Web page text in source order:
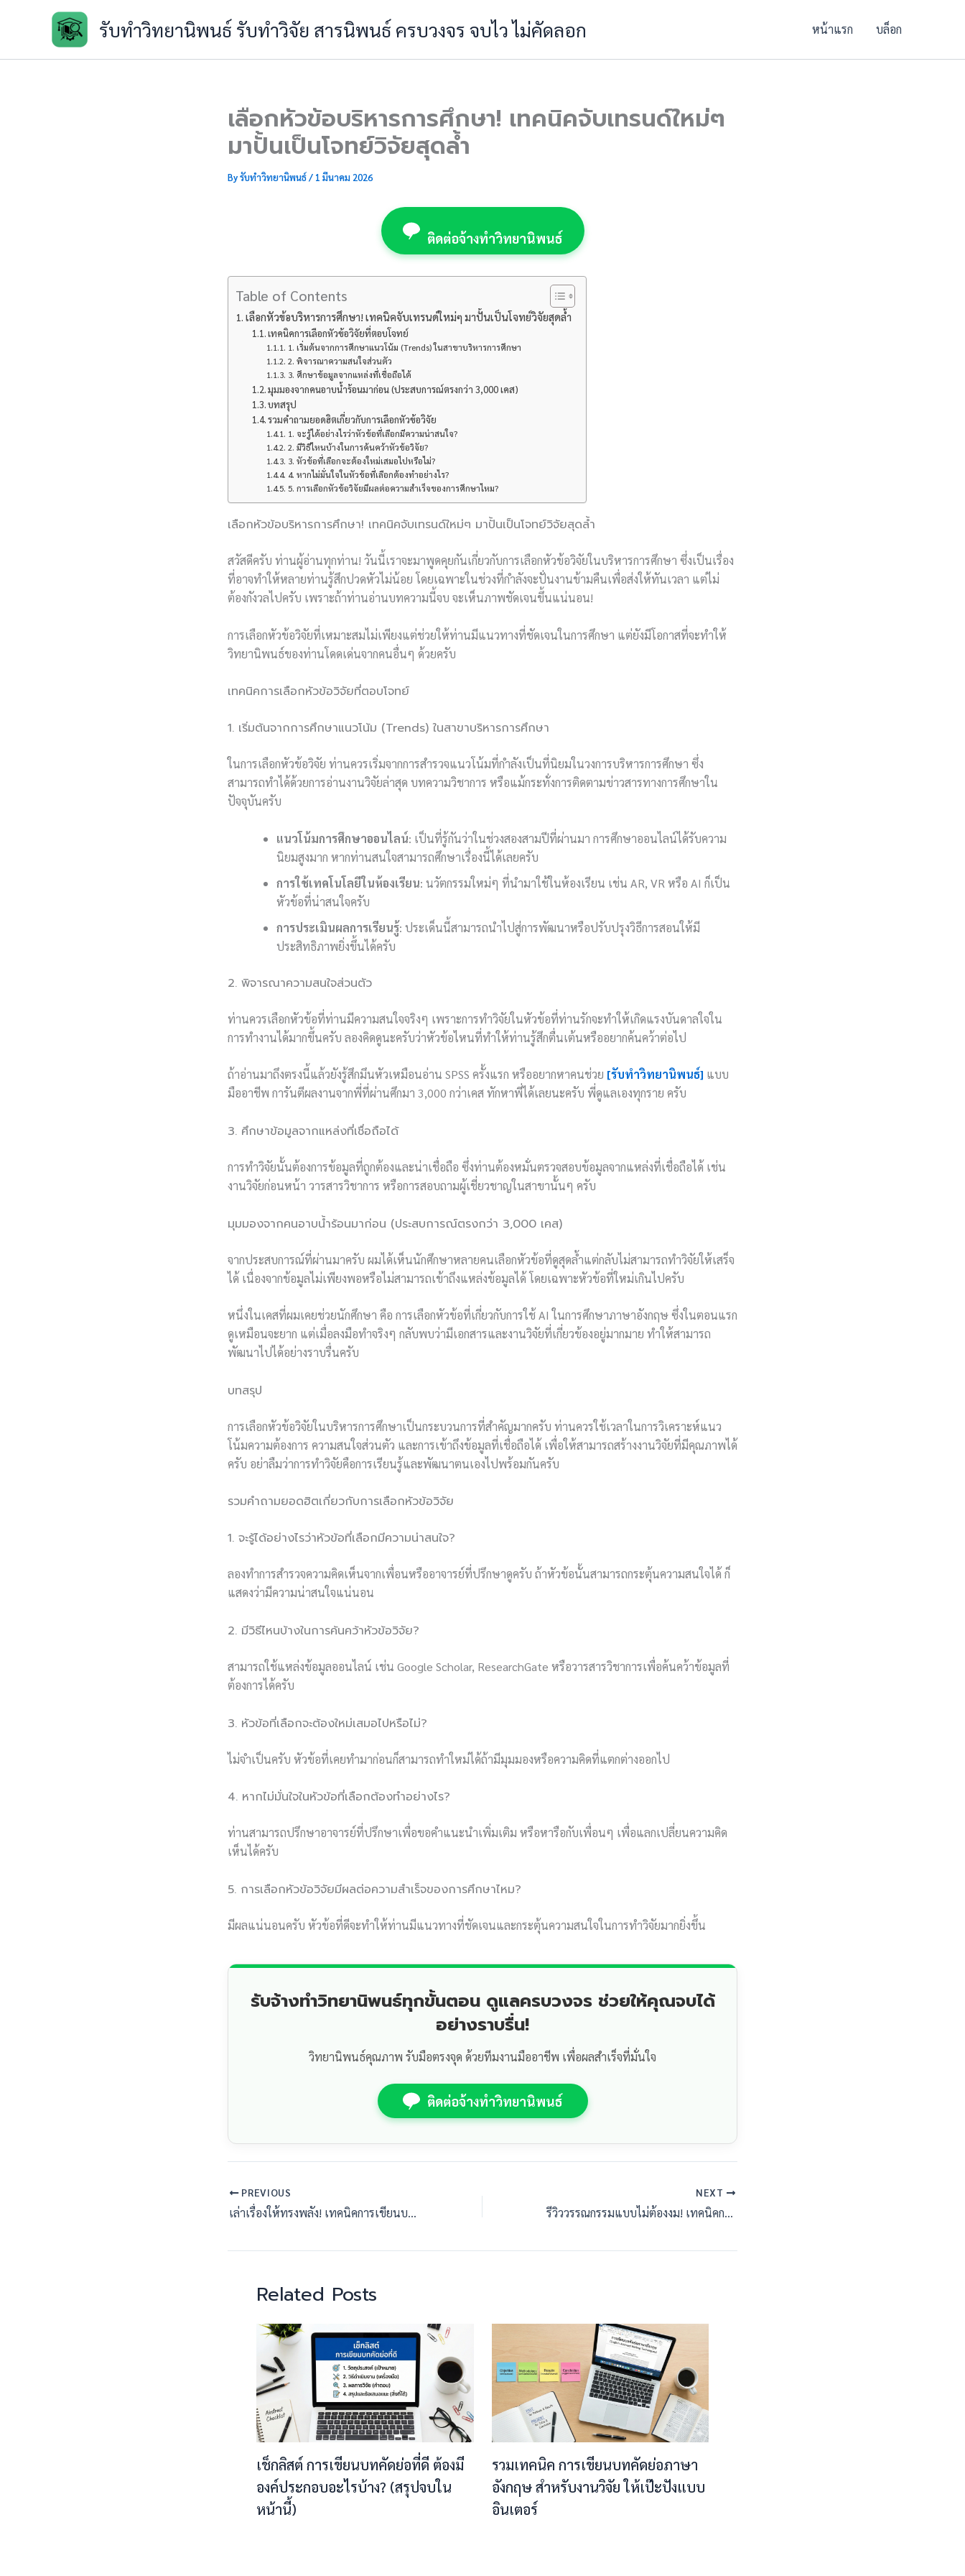
รับทำวิทยานิพนธ์ รับทำวิจัย สารนิพนธ์ ครบวงจร จบไว ไม่คัดลอก หน้าแรก บล็อก
เลือกหัวข้อบริหารการศึกษา! เทคนิคจับเทรนด์ใหม่ๆ
มาปั้นเป็นโจทย์วิจัยสุดล้ำ
Byรับทำวิทยานิพนธ์/ 1 มีนาคม 2026
ติดต่อจ้างทำวิทยานิพนธ์
Table of Contents
เลือกหัวข้อบริหารการศึกษา! เทคนิคจับเทรนด์ใหม่ๆ มาปั้นเป็นโจทย์วิจัยสุดล้ำ
เทคนิคการเลือกหัวข้อวิจัยที่ตอบโจทย์
1. เริ่มต้นจากการศึกษาแนวโน้ม (Trends) ในสาขาบริหารการศึกษา
2. พิจารณาความสนใจส่วนตัว
3. ศึกษาข้อมูลจากแหล่งที่เชื่อถือได้
มุมมองจากคนอาบน้ำร้อนมาก่อน (ประสบการณ์ตรงกว่า 3,000 เคส)
บทสรุป
รวมคำถามยอดฮิตเกี่ยวกับการเลือกหัวข้อวิจัย
1. จะรู้ได้อย่างไรว่าหัวข้อที่เลือกมีความน่าสนใจ?
2. มีวิธีไหนบ้างในการค้นคว้าหัวข้อวิจัย?
3. หัวข้อที่เลือกจะต้องใหม่เสมอไปหรือไม่?
4. หากไม่มั่นใจในหัวข้อที่เลือกต้องทำอย่างไร?
5. การเลือกหัวข้อวิจัยมีผลต่อความสำเร็จของการศึกษาไหม?
เลือกหัวข้อบริหารการศึกษา! เทคนิคจับเทรนด์ใหม่ๆ มาปั้นเป็นโจทย์วิจัยสุดล้ำ
สวัสดีครับ ท่านผู้อ่านทุกท่าน! วันนี้เราจะมาพูดคุยกันเกี่ยวกับการเลือกหัวข้อวิจัยในบริหารการศึกษา ซึ่งเป็นเรื่อง
ที่อาจทำให้หลายท่านรู้สึกปวดหัวไม่น้อย โดยเฉพาะในช่วงที่กำลังจะปั่นงานข้ามคืนเพื่อส่งให้ทันเวลา แต่ไม่
ต้องกังวลไปครับ เพราะถ้าท่านอ่านบทความนี้จบ จะเห็นภาพชัดเจนขึ้นแน่นอน!
การเลือกหัวข้อวิจัยที่เหมาะสมไม่เพียงแต่ช่วยให้ท่านมีแนวทางที่ชัดเจนในการศึกษา แต่ยังมีโอกาสที่จะทำให้
วิทยานิพนธ์ของท่านโดดเด่นจากคนอื่นๆ ด้วยครับ
เทคนิคการเลือกหัวข้อวิจัยที่ตอบโจทย์
1. เริ่มต้นจากการศึกษาแนวโน้ม (Trends) ในสาขาบริหารการศึกษา
ในการเลือกหัวข้อวิจัย ท่านควรเริ่มจากการสำรวจแนวโน้มที่กำลังเป็นที่นิยมในวงการบริหารการศึกษา ซึ่ง
สามารถทำได้ด้วยการอ่านงานวิจัยล่าสุด บทความวิชาการ หรือแม้กระทั่งการติดตามข่าวสารทางการศึกษาใน
ปัจจุบันครับ
แนวโน้มการศึกษาออนไลน์: เป็นที่รู้กันว่าในช่วงสองสามปีที่ผ่านมา การศึกษาออนไลน์ได้รับความ
นิยมสูงมาก หากท่านสนใจสามารถศึกษาเรื่องนี้ได้เลยครับ
การใช้เทคโนโลยีในห้องเรียน: นวัตกรรมใหม่ๆ ที่นำมาใช้ในห้องเรียน เช่น AR, VR หรือ AI ก็เป็น
หัวข้อที่น่าสนใจครับ
การประเมินผลการเรียนรู้: ประเด็นนี้สามารถนำไปสู่การพัฒนาหรือปรับปรุงวิธีการสอนให้มี
ประสิทธิภาพยิ่งขึ้นได้ครับ
2. พิจารณาความสนใจส่วนตัว
ท่านควรเลือกหัวข้อที่ท่านมีความสนใจจริงๆ เพราะการทำวิจัยในหัวข้อที่ท่านรักจะทำให้เกิดแรงบันดาลใจใน
การทำงานได้มากขึ้นครับ ลองคิดดูนะครับว่าหัวข้อไหนที่ทำให้ท่านรู้สึกตื่นเต้นหรืออยากค้นคว้าต่อไป
ถ้าอ่านมาถึงตรงนี้แล้วยังรู้สึกมึนหัวเหมือนอ่าน SPSS ครั้งแรก หรืออยากหาคนช่วย [รับทำวิทยานิพนธ์] แบบ
มืออาชีพ การันตีผลงานจากพี่ที่ผ่านศึกมา 3,000 กว่าเคส ทักหาพี่ได้เลยนะครับ พี่ดูแลเองทุกราย ครับ
3. ศึกษาข้อมูลจากแหล่งที่เชื่อถือได้
การทำวิจัยนั้นต้องการข้อมูลที่ถูกต้องและน่าเชื่อถือ ซึ่งท่านต้องหมั่นตรวจสอบข้อมูลจากแหล่งที่เชื่อถือได้ เช่น
งานวิจัยก่อนหน้า วารสารวิชาการ หรือการสอบถามผู้เชี่ยวชาญในสาขานั้นๆ ครับ
มุมมองจากคนอาบน้ำร้อนมาก่อน (ประสบการณ์ตรงกว่า 3,000 เคส)
จากประสบการณ์ที่ผ่านมาครับ ผมได้เห็นนักศึกษาหลายคนเลือกหัวข้อที่ดูสุดล้ำแต่กลับไม่สามารถทำวิจัยให้เสร็จ
ได้ เนื่องจากข้อมูลไม่เพียงพอหรือไม่สามารถเข้าถึงแหล่งข้อมูลได้ โดยเฉพาะหัวข้อที่ใหม่เกินไปครับ
หนึ่งในเคสที่ผมเคยช่วยนักศึกษา คือ การเลือกหัวข้อที่เกี่ยวกับการใช้ AI ในการศึกษาภาษาอังกฤษ ซึ่งในตอนแรก
ดูเหมือนจะยาก แต่เมื่อลงมือทำจริงๆ กลับพบว่ามีเอกสารและงานวิจัยที่เกี่ยวข้องอยู่มากมาย ทำให้สามารถ
พัฒนาไปได้อย่างราบรื่นครับ
บทสรุป
การเลือกหัวข้อวิจัยในบริหารการศึกษาเป็นกระบวนการที่สำคัญมากครับ ท่านควรใช้เวลาในการวิเคราะห์แนว
โน้มความต้องการ ความสนใจส่วนตัว และการเข้าถึงข้อมูลที่เชื่อถือได้ เพื่อให้สามารถสร้างงานวิจัยที่มีคุณภาพได้
ครับ อย่าลืมว่าการทำวิจัยคือการเรียนรู้และพัฒนาตนเองไปพร้อมกันครับ
รวมคำถามยอดฮิตเกี่ยวกับการเลือกหัวข้อวิจัย
1. จะรู้ได้อย่างไรว่าหัวข้อที่เลือกมีความน่าสนใจ?
ลองทำการสำรวจความคิดเห็นจากเพื่อนหรืออาจารย์ที่ปรึกษาดูครับ ถ้าหัวข้อนั้นสามารถกระตุ้นความสนใจได้ ก็
แสดงว่ามีความน่าสนใจแน่นอน
2. มีวิธีไหนบ้างในการค้นคว้าหัวข้อวิจัย?
สามารถใช้แหล่งข้อมูลออนไลน์ เช่น Google Scholar, ResearchGate หรือวารสารวิชาการเพื่อค้นคว้าข้อมูลที่
ต้องการได้ครับ
3. หัวข้อที่เลือกจะต้องใหม่เสมอไปหรือไม่?
ไม่จำเป็นครับ หัวข้อที่เคยทำมาก่อนก็สามารถทำใหม่ได้ถ้ามีมุมมองหรือความคิดที่แตกต่างออกไป
4. หากไม่มั่นใจในหัวข้อที่เลือกต้องทำอย่างไร?
ท่านสามารถปรึกษาอาจารย์ที่ปรึกษาเพื่อขอคำแนะนำเพิ่มเติม หรือหารือกับเพื่อนๆ เพื่อแลกเปลี่ยนความคิด
เห็นได้ครับ
5. การเลือกหัวข้อวิจัยมีผลต่อความสำเร็จของการศึกษาไหม?
มีผลแน่นอนครับ หัวข้อที่ดีจะทำให้ท่านมีแนวทางที่ชัดเจนและกระตุ้นความสนใจในการทำวิจัยมากยิ่งขึ้น
รับจ้างทำวิทยานิพนธ์ทุกขั้นตอน ดูแลครบวงจร ช่วยให้คุณจบได้
อย่างราบรื่น!
วิทยานิพนธ์คุณภาพ รับมือตรงจุด ด้วยทีมงานมืออาชีพ เพื่อผลสำเร็จที่มั่นใจ
ติดต่อจ้างทำวิทยานิพนธ์
PREVIOUS
เล่าเรื่องให้ทรงพลัง! เทคนิคการเขียนบทนำงานวิจัยให้น่าติดตามตั้งแต่บรรทัดแรก
NEXT
รีวิววรรณกรรมแบบไม่ต้องงม! เทคนิคการสังเคราะห์ (Synthesis) ให้ดูเป็นระบบระเบียบ
Related Posts
เช็กลิสต์ การเขียนบทคัดย่อที่ดี ต้องมี
องค์ประกอบอะไรบ้าง? (สรุปจบใน
หน้านี้)
รวมเทคนิค การเขียนบทคัดย่อภาษา
อังกฤษ สำหรับงานวิจัย ให้เป๊ะปังแบบ
อินเตอร์